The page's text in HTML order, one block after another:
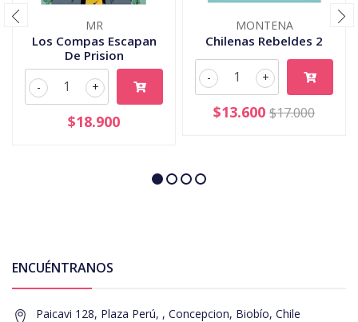
MR
Los Compas Escapan
De Prision
+
-
$18.900
MONTENA
Chilenas Rebeldes 2
+
-
$13.600 $17.000
ENCUÉNTRANOS
Paicavi 128, Plaza Perú, , Concepcion, Biobío, Chile